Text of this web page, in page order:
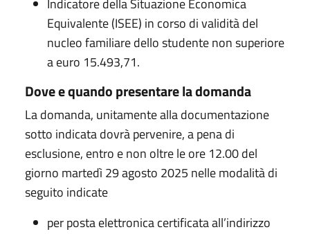
Equivalente (ISEE) in corso di validità del
nucleo familiare dello studente non superiore
a euro 15.493,71.
Dove e quando presentare la domanda
La domanda, unitamente alla documentazione
sotto indicata dovrà pervenire, a pena di
esclusione, entro e non oltre le ore 12.00 del
giorno martedì 29 agosto 2025 nelle modalità di
seguito indicate
per posta elettronica certificata all’indirizzo